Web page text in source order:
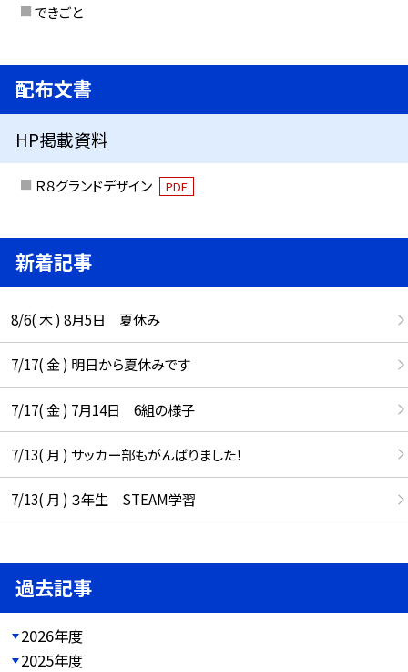
できごと
配布文書
HP掲載資料
Ｒ８グランドデザイン PDF
新着記事
8/6( 木 ) 8月5日 夏休み
7/17( 金 ) 明日から夏休みです
7/17( 金 ) 7月14日 6組の様子
7/13( 月 ) サッカー部もがんばりました！
7/13( 月 ) ３年生 STEAM学習
過去記事
2026年度
2025年度